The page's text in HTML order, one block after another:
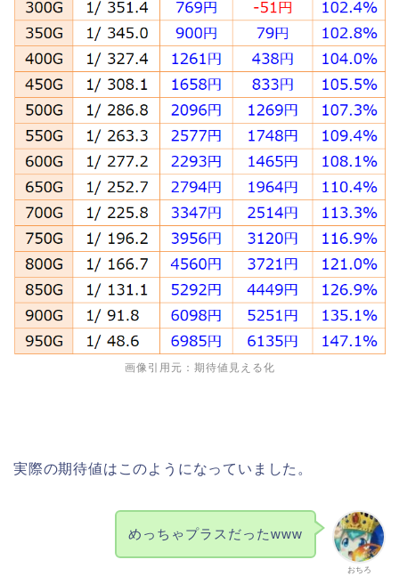
画像引用元：期待値見える化
実際の期待値はこのようになっていました。
おちろ
めっちゃプラスだったwww